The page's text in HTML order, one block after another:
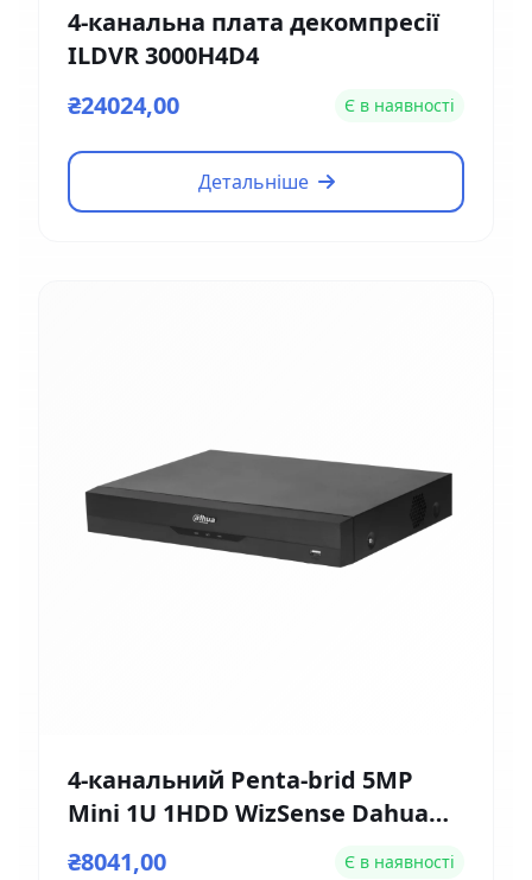
4-канальна плата декомпресії
ILDVR 3000H4D4
₴24024,00
Є в наявності
Детальніше
4-канальний Penta-brid 5MP
Mini 1U 1HDD WizSense Dahua
DH-XVR5104HE-4KL-I3
₴8041,00 Є в наявності